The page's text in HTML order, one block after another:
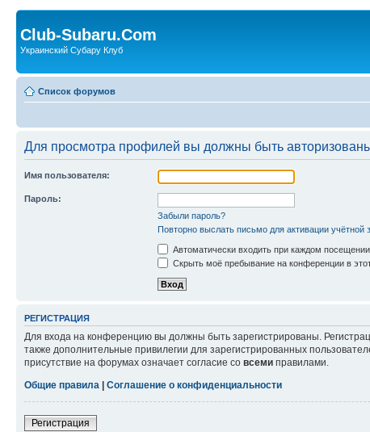
Club-Subaru.Com
Украинский Субару Клуб
Список форумов
Для просмотра профилей вы должны быть
Имя пользователя:
Пароль:
Забыли пароль?
Повторно выслать письмо для активации учётной
Автоматически входить при каждом посещении
Скрыть моё пребывание на конференции в
РЕГИСТРАЦИЯ
Для входа на конференцию вы должны быть зарегистрированы.
также дополнительные привилегии для зарегистрированных
присутствие на форумах означает согласие со всеми правилами.
Общие правила
Соглашение о конфиденциальности
Регистрация